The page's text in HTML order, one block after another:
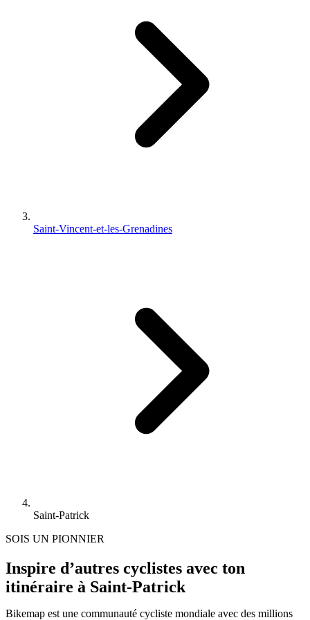
Saint-Vincent-et-les-Grenadines
Saint-Patrick
SOIS UN PIONNIER
Inspire d’autres cyclistes avec ton
itinéraire à Saint-Patrick
Bikemap est une communauté cycliste mondiale avec des millions